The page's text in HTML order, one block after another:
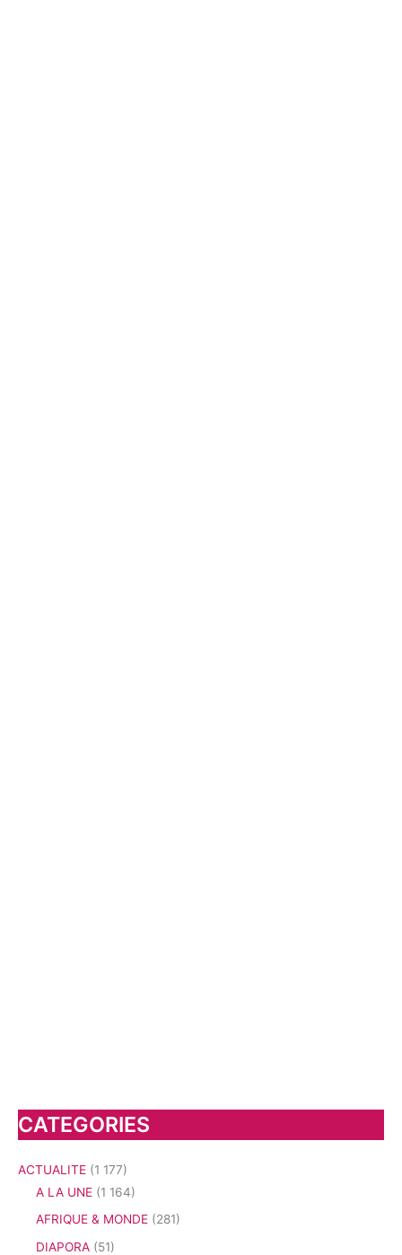
CATEGORIES
ACTUALITE (1 177)
A LA UNE (1 164)
AFRIQUE & MONDE (281)
DIAPORA (51)